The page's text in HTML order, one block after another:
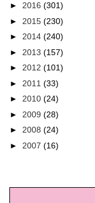
► 2016 (301)
► 2015 (230)
► 2014 (240)
► 2013 (157)
► 2012 (101)
► 2011 (33)
► 2010 (24)
► 2009 (28)
► 2008 (24)
► 2007 (16)